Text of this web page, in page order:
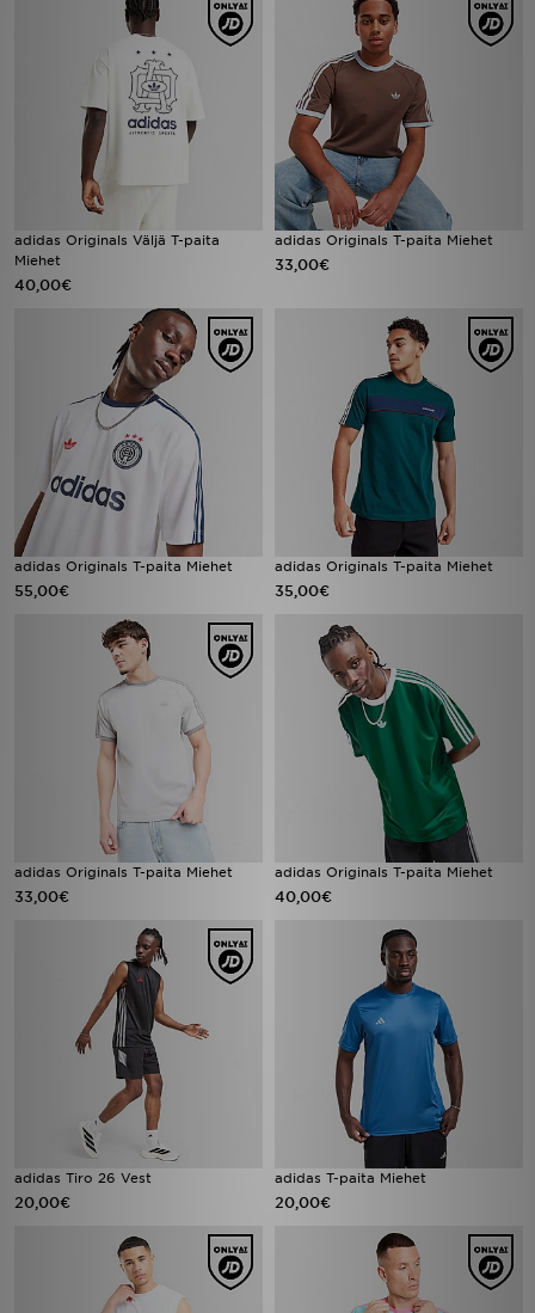
adidas Originals Väljä T-paita
Miehet
40,00€
adidas Originals T-paita Miehet
33,00€
adidas Originals T-paita Miehet
55,00€
adidas Originals T-paita Miehet
35,00€
adidas Originals T-paita Miehet
33,00€
adidas Originals T-paita Miehet
40,00€
adidas Tiro 26 Vest
20,00€
adidas T-paita Miehet
20,00€